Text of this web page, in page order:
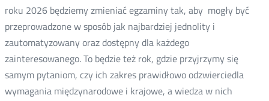
roku 2026 będziemy zmieniać egzaminy tak, aby mogły być
przeprowadzone w sposób jak najbardziej jednolity i
zautomatyzowany oraz dostępny dla każdego
zainteresowanego. To będzie też rok, gdzie przyjrzymy się
samym pytaniom, czy ich zakres prawidłowo odzwierciedla
wymagania międzynarodowe i krajowe, a wiedza w nich